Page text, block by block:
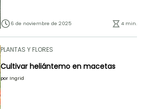
6 de noviembre de 2025 4 min.
PLANTAS Y FLORES
Cultivar heliántemo en macetas
por Ingrid